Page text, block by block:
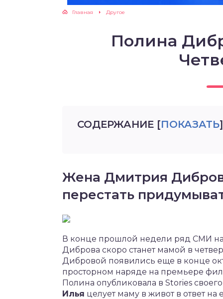
Главная Другое
Полина
СОДЕРЖАНИЕ [ПОКАЗАТЬ]
Жена Дмитрия
перестать
В конце прошлой недели ряд СМИ
Диброва скоро станет мамой в
Дибровой появились еще в конце
просторном наряде на премьере
Полина опубликовала в Stories
Илья целует маму в живот в ответ на